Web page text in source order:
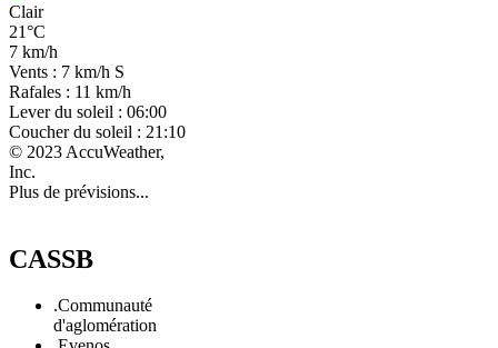
Clair
21°C
7 km/h
Vents : 7 km/h S
Rafales : 11 km/h
Lever du soleil : 06:00
Coucher du soleil : 21:10
© 2023 AccuWeather,
Inc.
Plus de prévisions...
CASSB
.Communauté
d'aglomération